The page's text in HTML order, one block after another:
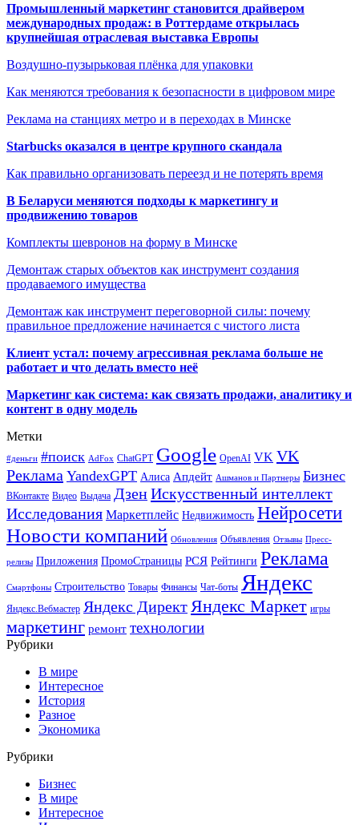
Промышленный маркетинг становится драйвером
международных продаж: в Роттердаме открылась
крупнейшая отраслевая выставка Европы
Воздушно-пузырьковая плёнка для упаковки
Как меняются требования к безопасности в цифровом мире
Реклама на станциях метро и в переходах в Минске
Starbucks оказался в центре крупного скандала
Как правильно организовать переезд и не потерять время
В Беларуси меняются подходы к маркетингу и
продвижению товаров
Комплекты шевронов на форму в Минске
Демонтаж старых объектов как инструмент создания
продаваемого имущества
Демонтаж как инструмент переговорной силы: почему
правильное предложение начинается с чистого листа
Клиент устал: почему агрессивная реклама больше не
работает и что делать вместо неё
Маркетинг как система: как связать продажи, аналитику и
контент в одну модель
Метки
#деньги #поиск AdFox ChatGPT Google OpenAI VK VK
Реклама YandexGPT Алиса Апдейт Ашманов и Партнеры Бизнес
ВКонтакте Видео Выдача ДзенИскусственный интеллект
Исследования Маркетплейс Недвижимость Нейросети
Новости компаний Обновления Объявления Отзывы Пресс-
релизы Приложения ПромоСтраницы РСЯ Рейтинги Реклама
Смартфоны Строительство Товары Финансы Чат-боты Яндекс
Яндекс.Вебмастер Яндекс Директ Яндекс Маркет игры
маркетинг ремонт технологии
Рубрики
В мире
Интересное
История
Разное
Экономика
Рубрики
Бизнес
В мире
Интересное